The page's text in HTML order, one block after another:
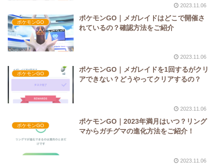
2023.11.06
ポケモンGO
ポケモンGO｜メガレイドはどこで開催さ
れているの？確認方法をご紹介
2023.11.06
ポケモンGO
ポケモンGO｜メガレイドを1回するがクリ
アできない？どうやってクリアするの？
2023.11.06
ポケモンGO
ポケモンGO｜2023年満月はいつ？リング
マからガチグマの進化方法をご紹介！
2023.11.06